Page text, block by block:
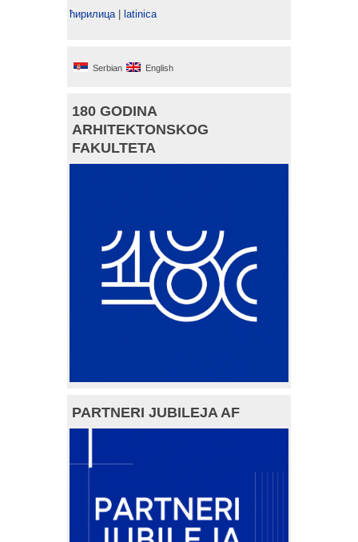
ћирилица| latinica
Serbian English
180 GODINA
ARHITEKTONSKOG
FAKULTETA
PARTNERI JUBILEJA AF